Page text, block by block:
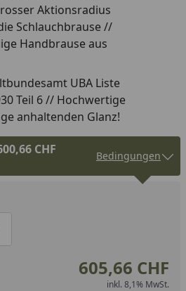
Aktionsradius
Schlauchbrause //
Handbrause aus
UBA Liste
Teil 6 // Hochwertige
anhaltenden Glanz!
CHF
Bedingungen
eins verringern
manuell eingeben
um eins erhöhen
605,66 CHF
inkl. 8,1% MwSt.